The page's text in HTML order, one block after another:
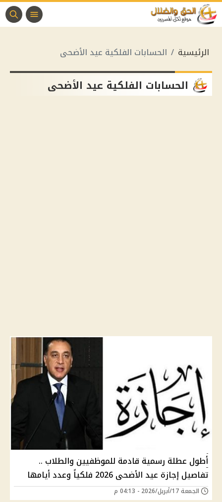
الرئيسية الحسابات الفلكية عيد الأضحى
الحسابات الفلكية عيد الأضحى
أطول عطلة رسمية قادمة للموظفيين والطلاب ..
تفاصيل إجازة عيد الأضحى 2026 فلكياً وعدد أيامها
الجمعة 17/أبريل/2026 - 04:13 م